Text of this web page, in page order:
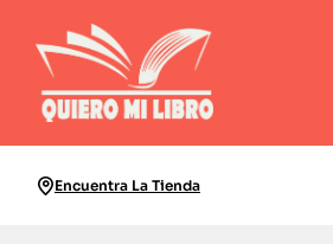
Encuentra La Tienda